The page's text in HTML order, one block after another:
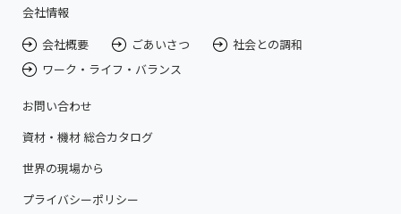
会社情報
会社概要
ごあいさつ
社会との調和
ワーク・ライフ・バランス
お問い合わせ
資材・機材 総合カタログ
世界の現場から
プライバシーポリシー